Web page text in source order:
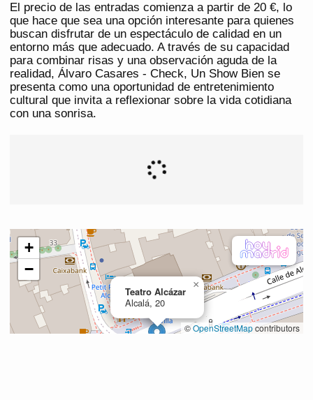
El precio de las entradas comienza a partir de 20 €, lo
que hace que sea una opción interesante para quienes
buscan disfrutar de un espectáculo de calidad en un
entorno más que adecuado. A través de su capacidad
para combinar risas y una observación aguda de la
realidad, Álvaro Casares - Check, Un Show Bien se
presenta como una oportunidad de entretenimiento
cultural que invita a reflexionar sobre la vida cotidiana
con una sonrisa.